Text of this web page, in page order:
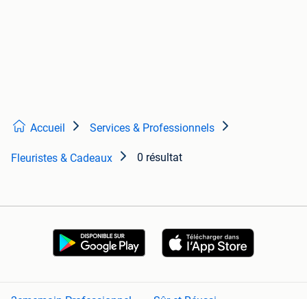
Accueil Services & Professionnels
Fleuristes & Cadeaux 0 résultat